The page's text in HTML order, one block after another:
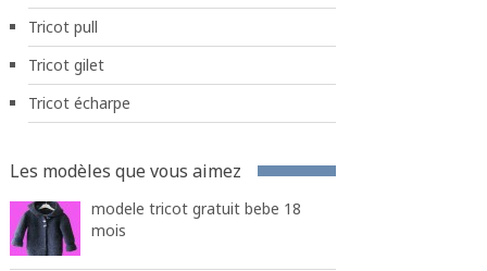
Tricot pull
Tricot gilet
Tricot écharpe
Les modèles que vous aimez
modele tricot gratuit bebe 18
mois